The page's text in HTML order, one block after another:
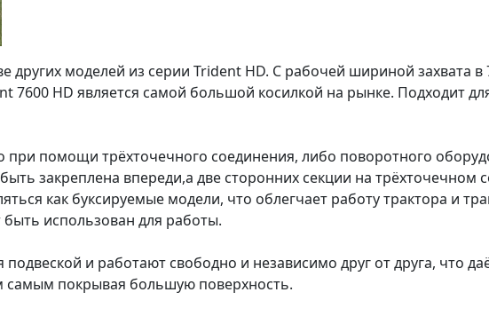
других моделей из серии Trident HD. С рабочей шириной захвата в
7600 HD является самой большой косилкой на рынке. Подходит
помощи трёхточечного соединения, либо поворотного
закреплена впереди,а две сторонних секции на трёхточечном
как буксируемые модели, что облегчает работу трактора и
использован для работы.
и работают свободно и независимо друг от друга, что
самым покрывая большую поверхность.